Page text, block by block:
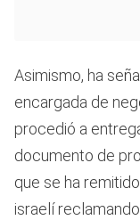
Asimismo, ha
encargada de
procedió a
documento de
que se ha
israelí